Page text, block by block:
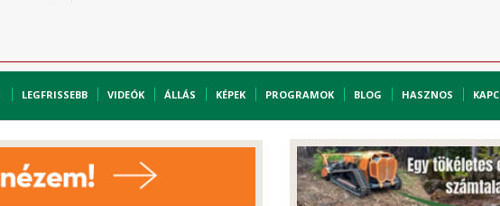
LEGFRISSEBB VIDEÓK ÁLLÁS KÉPEK PROGRAMOK BLOG HASZNOS